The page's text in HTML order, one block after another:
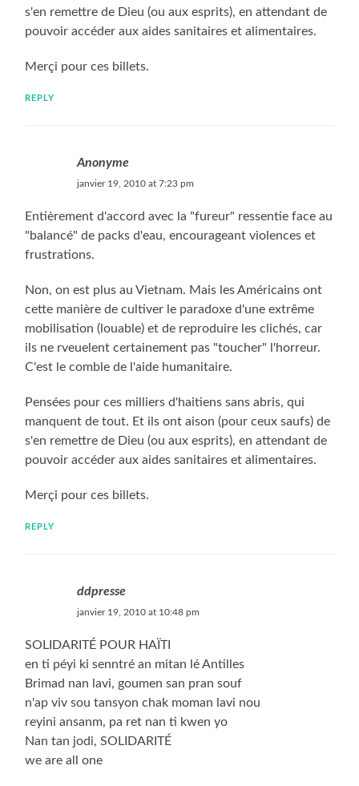
s'en remettre de Dieu (ou aux esprits), en attendant de
pouvoir accéder aux aides sanitaires et alimentaires.
Merçi pour ces billets.
REPLY
Anonyme
janvier 19, 2010 at 7:23 pm
Entièrement d'accord avec la "fureur" ressentie face au
"balancé" de packs d'eau, encourageant violences et
frustrations.
Non, on est plus au Vietnam. Mais les Américains ont
cette manière de cultiver le paradoxe d'une extrême
mobilisation (louable) et de reproduire les clichés, car
ils ne rveuelent certainement pas "toucher" l'horreur.
C'est le comble de l'aide humanitaire.
Pensées pour ces milliers d'haitiens sans abris, qui
manquent de tout. Et ils ont aison (pour ceux saufs) de
s'en remettre de Dieu (ou aux esprits), en attendant de
pouvoir accéder aux aides sanitaires et alimentaires.
Merçi pour ces billets.
REPLY
ddpresse
janvier 19, 2010 at 10:48 pm
SOLIDARITÉ POUR HAÏTI
en ti péyi ki senntré an mitan lé Antilles
Brimad nan lavi, goumen san pran souf
n'ap viv sou tansyon chak moman lavi nou
reyini ansanm, pa ret nan ti kwen yo
Nan tan jodi, SOLIDARITÉ
we are all one